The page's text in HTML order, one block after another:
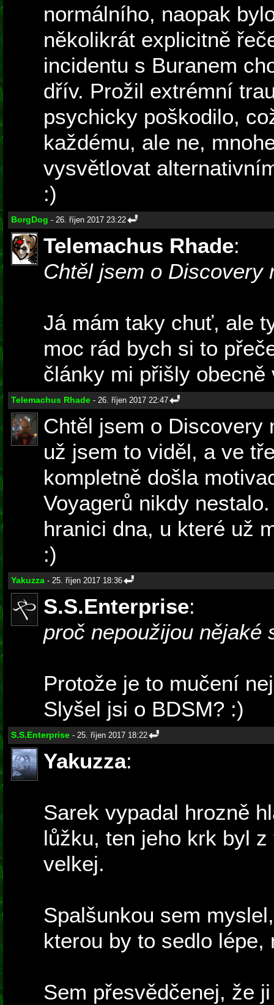
normálního, naopak
několikrát explicitně
incidentu s Buranem
dřív. Prožil extrémní
psychicky poškodilo,
každému, ale ne,
vysvětlovat
:)
BorgDog - 26. říjen 2017 23:22
Telemachus Rhade:
Chtěl jsem o Discovery
Já mám taky chuť, ale
moc rád bych si to
články mi přišly obecně
Telemachus Rhade - 26. říjen 2017 22:47
Chtěl jsem o Discovery
už jsem to viděl, a ve
kompletně došla
Voyagerů nikdy
hranici dna, u které už
:)
Yakuzza - 25. říjen 2017 18:36
S.S.Enterprise:
proč nepoužijou nějaké
Protože je to mučení
Slyšel jsi o BDSM? :)
S.S.Enterprise - 25. říjen 2017 18:22
Yakuzza:
Sarek vypadal hrozně
lůžku, ten jeho krk byl
velkej.
Spalšunkou sem
kterou by to sedlo lépe,
Sem přesvědčenej, že